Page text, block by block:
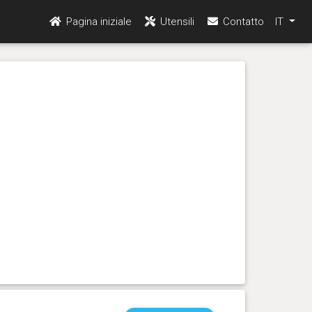
Pagina iniziale Utensili Contatto IT